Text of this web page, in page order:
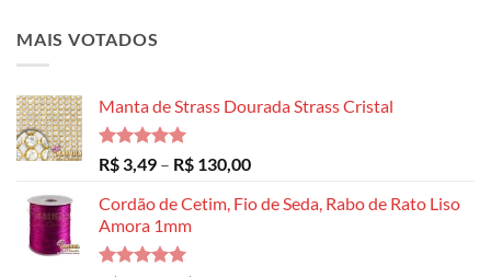
MAIS VOTADOS
Manta de Strass Dourada Strass Cristal
Avaliação
5.00
de 5
R$ 3,49 – R$ 130,00Faixa
preço:
Cordão de Cetim, Fio de Seda, Rabo de Rato Liso
Amora 1mm